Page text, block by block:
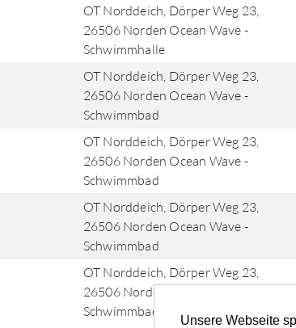
Unsere Webseite
OT Norddeich, Dörper Weg 23,
26506 Norden Ocean Wave -
Schwimmhalle
OT Norddeich, Dörper Weg 23,
26506 Norden Ocean Wave -
Schwimmbad
OT Norddeich, Dörper Weg 23,
26506 Norden Ocean Wave -
Schwimmbad
OT Norddeich, Dörper Weg 23,
26506 Norden Ocean Wave -
Schwimmbad
OT Norddeich, Dörper Weg 23,
26506 Norden Ocean Wave -
Schwimmbad